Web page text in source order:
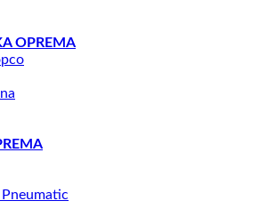
OPREMA